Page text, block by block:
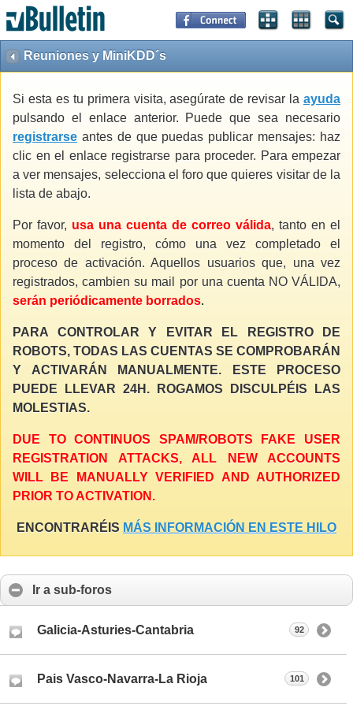
Reuniones y MiniKDD´s
Si esta es tu primera visita, asegúrate de revisar la ayuda
pulsando el enlace anterior. Puede que sea necesario
registrarse antes de que puedas publicar mensajes: haz
clic en el enlace registrarse para proceder. Para empezar
a ver mensajes, selecciona el foro que quieres visitar de la
lista de abajo.
Por favor, usa una cuenta de correo válida, tanto en el
momento del registro, cómo una vez completado el
proceso de activación. Aquellos usuarios que, una vez
registrados, cambien su mail por una cuenta NO VÁLIDA,
serán periódicamente borrados.
PARA CONTROLAR Y EVITAR EL REGISTRO DE
ROBOTS, TODAS LAS CUENTAS SE COMPROBARÁN
Y ACTIVARÁN MANUALMENTE. ESTE PROCESO
PUEDE LLEVAR 24H. ROGAMOS DISCULPÉIS LAS
MOLESTIAS.
DUE TO CONTINUOS SPAM/ROBOTS FAKE USER
REGISTRATION ATTACKS, ALL NEW ACCOUNTS
WILL BE MANUALLY VERIFIED AND AUTHORIZED
PRIOR TO ACTIVATION.
ENCONTRARÉIS MÁS INFORMACIÓN EN ESTE HILO
Ir a sub-foros
Galicia-Asturies-Cantabria 92
Pais Vasco-Navarra-La Rioja 101